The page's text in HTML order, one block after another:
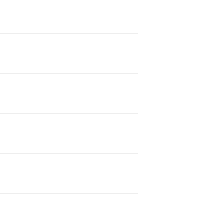
練習犯